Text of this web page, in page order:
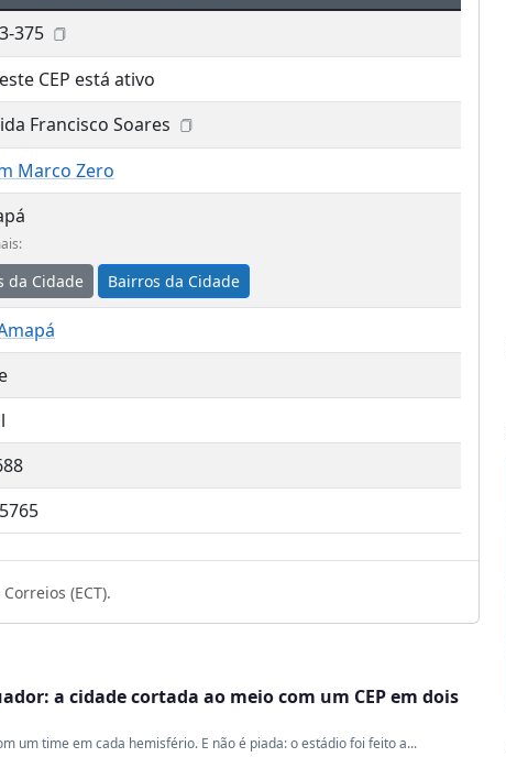
375
CEP está ativo
Francisco Soares
Marco Zero
da Cidade Bairros da Cidade
(ECT).
a cidade cortada ao meio com um CEP em dois
um time em cada hemisfério. E não é piada: o estádio foi feito a...